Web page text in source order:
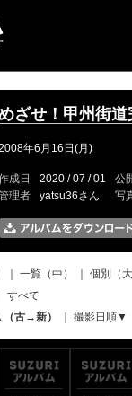
ざせ！甲州街
年6月16日(月)
成日 2020 / 07 / 01 公
理者
yatsu36さん 写
一覧（中） 個別（大
すべて
古→新）
撮影日順▼